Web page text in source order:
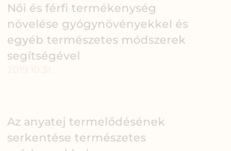
Női és férfi termékenység
növelése gyógynövényekkel és
egyéb természetes módszerek
segítségével
Az anyatej termelődésének
serkentése természetes